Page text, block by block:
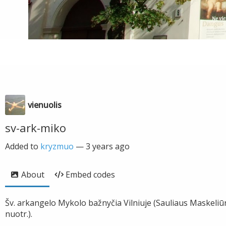
vienuolis
sv-ark-miko
Added to kryzmuo —3 years ago
About Embed codes
Šv. arkangelo Mykolo bažnyčia Vilniuje (Sauliaus
nuotr.).